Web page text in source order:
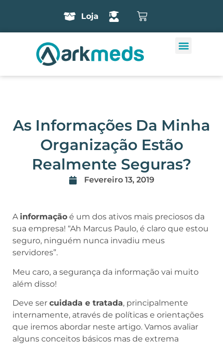
Loja
As Informações Da Minha
Organização Estão
Realmente Seguras?
Fevereiro 13, 2019
A informação é um dos ativos mais preciosos da
sua empresa! “Ah Marcus Paulo, é claro que estou
seguro, ninguém nunca invadiu meus
servidores”.
Meu caro, a segurança da informação vai muito
além disso!
Deve ser cuidada e tratada, principalmente
internamente, através de políticas e orientações
que iremos abordar neste artigo. Vamos avaliar
alguns conceitos básicos mas de extrema